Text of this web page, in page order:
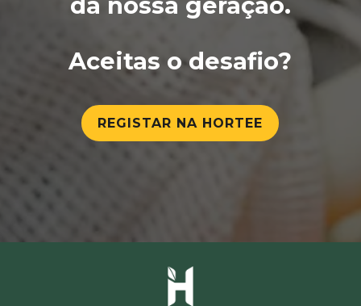
Aceitas o desafio?
REGISTAR NA HORTEE